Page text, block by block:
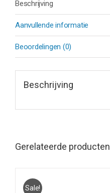
Beschrijving
Aanvullende informatie
Beoordelingen (0)
Beschrijving
Gerelateerde producten
Sale!